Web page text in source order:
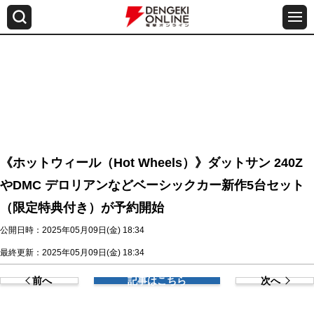
《ホットウィール（Hot Wheels）》ダットサン 240Z
やDMC デロリアンなどベーシックカー新作5台セット
（限定特典付き）が予約開始
公開日時：2025年05月09日(金) 18:34
最終更新：2025年05月09日(金) 18:34
前へ 記事はこちら 次へ